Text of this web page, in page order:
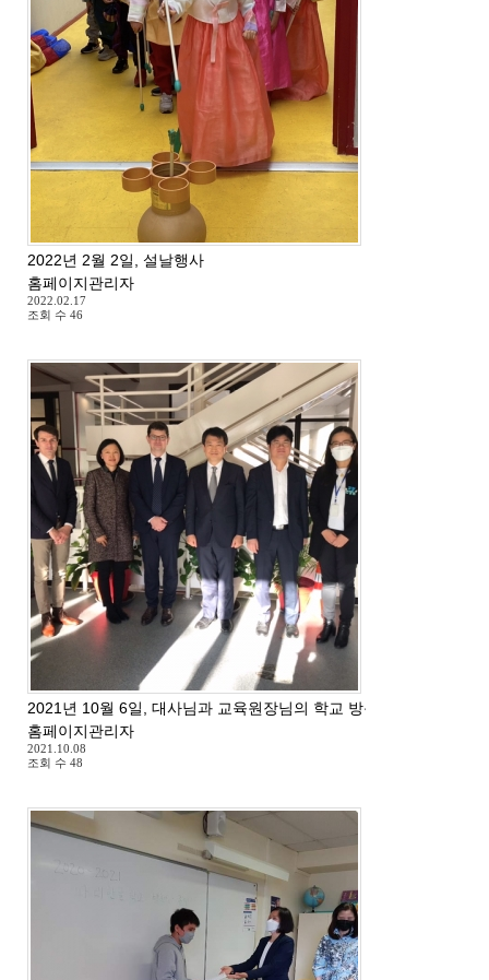
2022년 2월 2일, 설날행사
홈페이지관리자
2022.02.17
조회 수 46
2021년 10월 6일, 대사님과 교육원장님의 학교 방문
홈페이지관리자
2021.10.08
조회 수 48